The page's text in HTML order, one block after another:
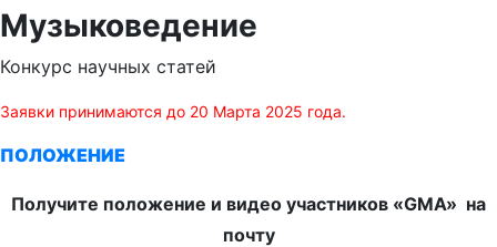
Музыковедение
Конкурс научных статей
Заявки принимаются до 20 Марта 2025 года.
ПОЛОЖЕНИЕ
Получите положение и видео участников «GMA» на
почту